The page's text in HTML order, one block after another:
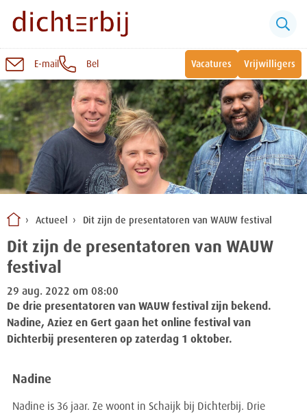
Naar
inhoud
E-mail Bel Vacatures Vrijwilligers
Actueel Dit zijn de presentatoren van WAUW festival
Dit zijn de presentatoren van WAUW
festival
29 aug. 2022 om 08:00
De drie presentatoren van WAUW festival zijn bekend.
Nadine, Aziez en Gert gaan het online festival van
Dichterbij presenteren op zaterdag 1 oktober.
Nadine
Nadine is 36 jaar. Ze woont in Schaijk bij Dichterbij. Drie
Sluiten
Snel naar:
Wonen bij Dichterbij
Vrije dagbestedingsplekken